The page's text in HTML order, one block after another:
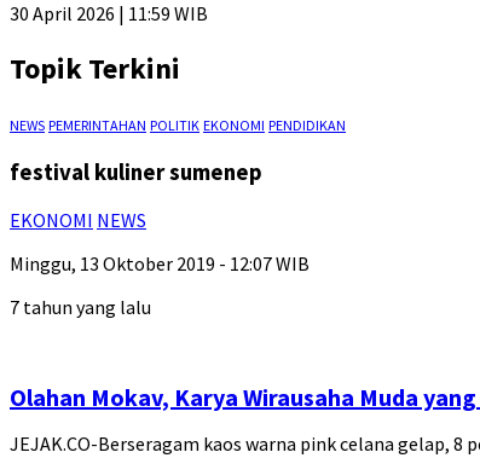
30 April 2026 | 11:59 WIB
Topik Terkini
NEWS PEMERINTAHAN POLITIK EKONOMI PENDIDIKAN
festival kuliner sumenep
EKONOMI NEWS
Minggu, 13 Oktober 2019 - 12:07 WIB
7 tahun yang lalu
Olahan Mokav, Karya Wirausaha Muda
JEJAK.CO-Berseragam kaos warna pink celana gelap,